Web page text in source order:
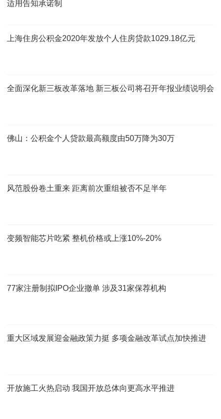
适用告知承诺制
上海住房公积金2020年发放个人住房贷款1029.18亿元
全面深化新三板改革落地 新三板公司将召开年报业绩说明会
佛山：公积金个人贷款最高额度由50万降为30万
风范股份卷土重来 距离前次重组被否不足半年
变频智能芯片吃紧 整机价格或上涨10%-20%
77家注册制拟IPO企业撤单 涉及31家保荐机构
重大区域发展迎金融政策力挺 多项金融改革试点加快推进
开放施工火热启动 我国开放总体向更高水平推进